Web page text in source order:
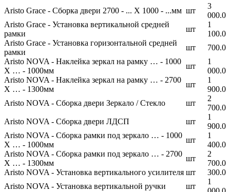
Aristo Grace - Сборка двери 2700 - ... Х 1000 - ...мм шт
3
000.0
Aristo Grace - Установка вертикальной средней
рамки
шт
1
100.0
Aristo Grace - Установка горизонтальной средней
рамки
шт
700.0
Aristo NOVA - Наклейка зеркал на рамку … - 1000
Х … - 1000мм
шт
1
000.0
Aristo NOVA - Наклейка зеркал на рамку … - 2700
Х … - 1300мм
шт
1
900.0
Aristo NOVA - Сборка двери Зеркало / Стекло
шт
2
700.0
Aristo NOVA - Сборка двери ЛДСП
шт
1
900.0
Aristo NOVA - Сборка рамки под зеркало … - 1000
Х … - 1000мм
шт
1
400.0
Aristo NOVA - Сборка рамки под зеркало … - 2700
Х … - 1300мм
шт
2
700.0
Aristo NOVA - Установка вертикального усилителя шт
300.0
Aristo NOVA - Установка вертикальной ручки
шт
1